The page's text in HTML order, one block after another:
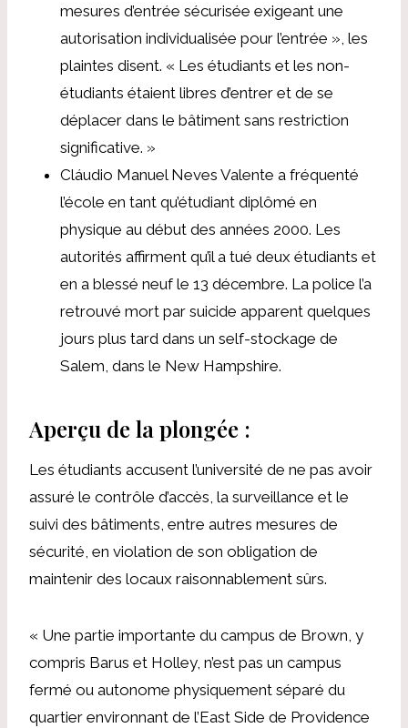
mesures d’entrée sécurisée exigeant une
autorisation individualisée pour l’entrée », les
plaintes disent. « Les étudiants et les non-
étudiants étaient libres d’entrer et de se
déplacer dans le bâtiment sans restriction
significative. »
Cláudio Manuel Neves Valente a fréquenté
l’école en tant qu’étudiant diplômé en
physique au début des années 2000. Les
autorités affirment qu’il a tué deux étudiants et
en a blessé neuf le 13 décembre. La police l’a
retrouvé mort par suicide apparent quelques
jours plus tard dans un self-stockage de
Salem, dans le New Hampshire.
Aperçu de la plongée :
Les étudiants accusent l’université de ne pas avoir
assuré le contrôle d’accès, la surveillance et le
suivi des bâtiments, entre autres mesures de
sécurité, en violation de son obligation de
maintenir des locaux raisonnablement sûrs.
« Une partie importante du campus de Brown, y
compris Barus et Holley, n’est pas un campus
fermé ou autonome physiquement séparé du
quartier environnant de l’East Side de Providence